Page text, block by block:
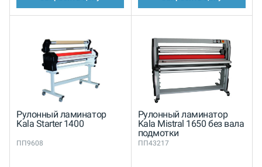
Рулонный ламинатор
Kala Starter 1400
ПП9608
Рулонный ламинатор
Kala Mistral 1650 без вала
подмотки
ПП43217